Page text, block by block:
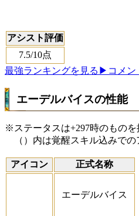
アシスト評価
7.5/10点
最強ランキングを見る ▶コメン
エーデルバイスの性能
※ステータスは+297時のものを
（）内は覚醒スキル込みでの
アイコン 正式名称
エーデルバイス